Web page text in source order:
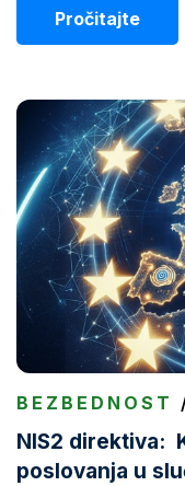
Pročitajte
BEZBEDNOST
NIS2 direktiva:
poslovanja u